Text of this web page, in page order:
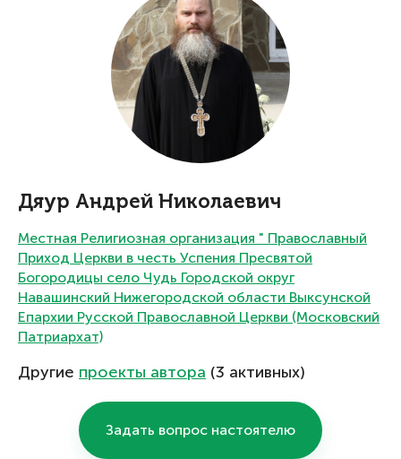
Дяур Андрей Николаевич
Местная Религиозная организация " Православный
Приход Церкви в честь Успения Пресвятой
Богородицы село Чудь Городской округ
Навашинский Нижегородской области Выксунской
Епархии Русской Православной Церкви (Московский
Патриархат)
Другие проекты автора (3 активных)
Задать вопрос настоятелю